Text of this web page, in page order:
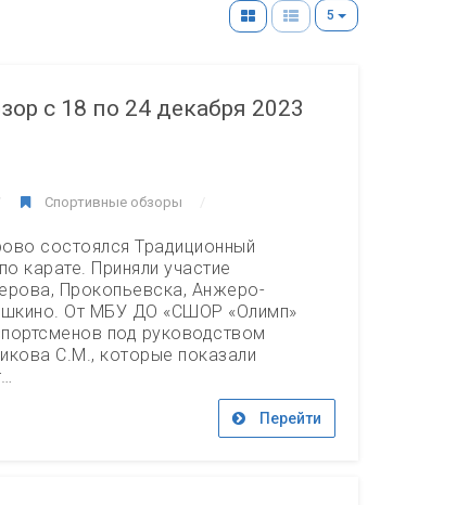
5
с 18 по 24 декабря 2023
Спортивные обзоры
состоялся Традиционный
карате. Приняли участие
Прокопьевска, Анжеро-
От МБУ ДО «СШОР «Олимп»
под руководством
С.М., которые показали
Перейти